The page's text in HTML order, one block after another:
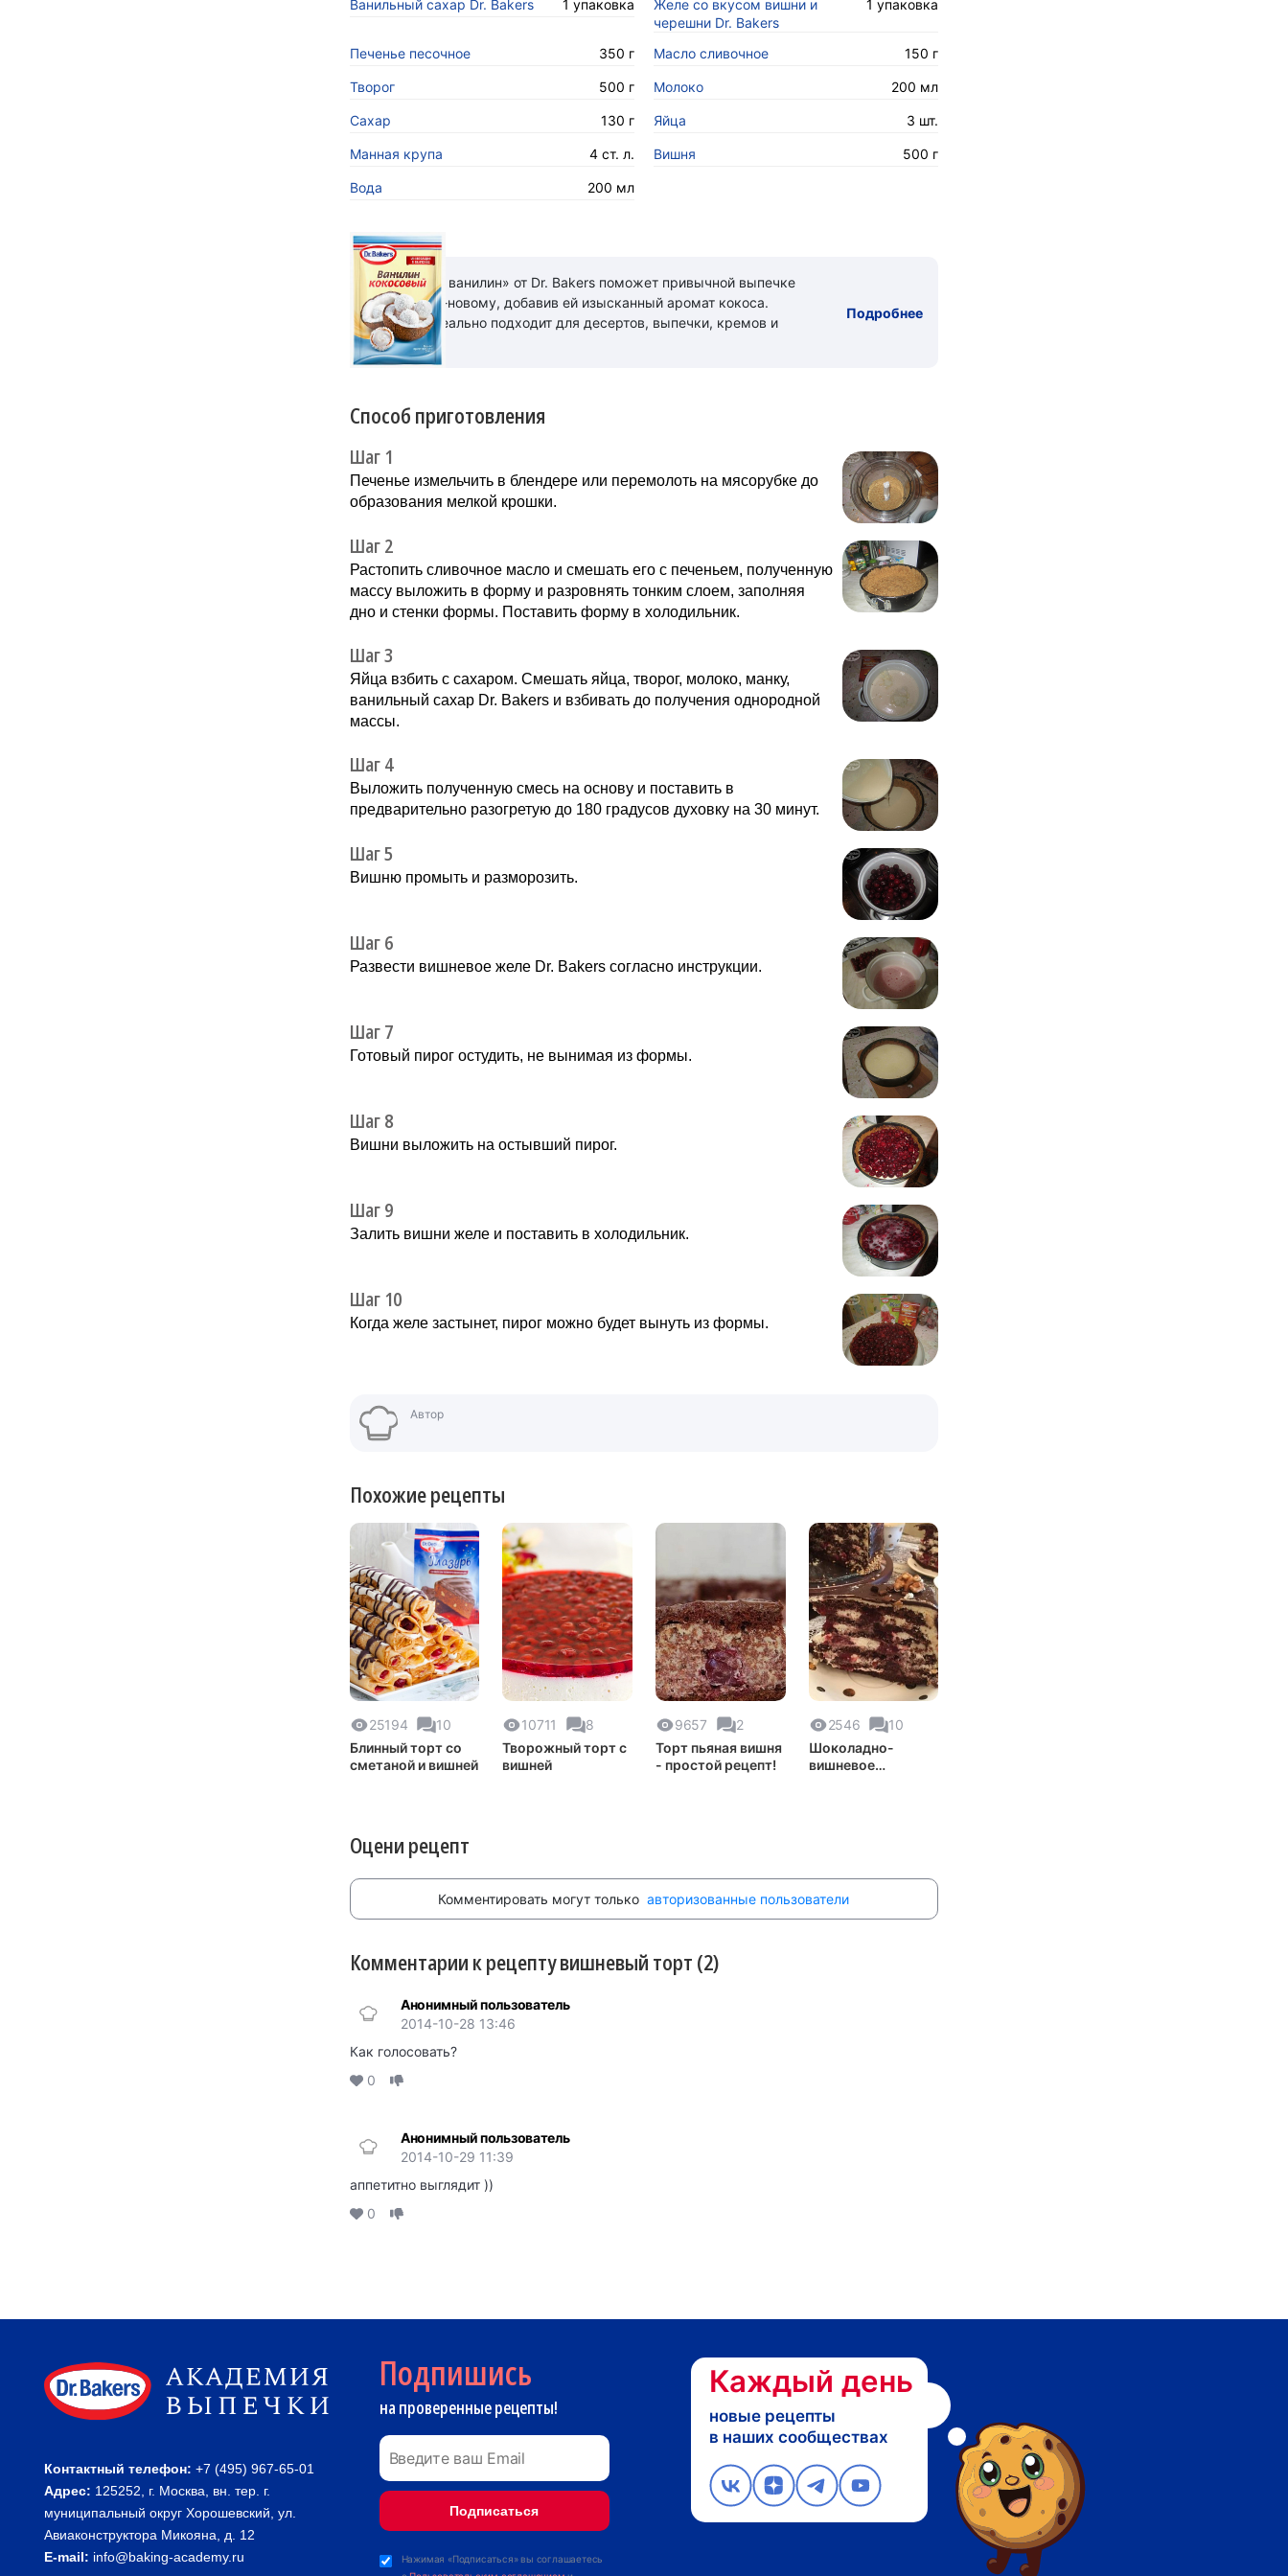
Ванильный сахар Dr. Bakers 1 упаковка
Желе со вкусом вишни и
черешни Dr. Bakers
1 упаковка
Печенье песочное 350 г Масло сливочное 150 г
Творог 500 г Молоко 200 мл
Сахар 130 г Яйца 3 шт.
Манная крупа 4 ст. л. Вишня 500 г
Вода 200 мл
«Кокосовый ванилин» от Dr. Bakers поможет привычной выпечке
заиграть по-новому, добавив ей изысканный аромат кокоса.
Новинка идеально подходит для десертов, выпечки, кремов и
напитков.
Подробнее
Способ приготовления
Шаг 1
Печенье измельчить в блендере или перемолоть на мясорубке до
образования мелкой крошки.
Шаг 2
Растопить сливочное масло и смешать его с печеньем, полученную
массу выложить в форму и разровнять тонким слоем, заполняя
дно и стенки формы. Поставить форму в холодильник.
Шаг 3
Яйца взбить с сахаром. Смешать яйца, творог, молоко, манку,
ванильный сахар Dr. Bakers и взбивать до получения однородной
массы.
Шаг 4
Выложить полученную смесь на основу и поставить в
предварительно разогретую до 180 градусов духовку на 30 минут.
Шаг 5
Вишню промыть и разморозить.
Шаг 6
Развести вишневое желе Dr. Bakers согласно инструкции.
Шаг 7
Готовый пирог остудить, не вынимая из формы.
Шаг 8
Вишни выложить на остывший пирог.
Шаг 9
Залить вишни желе и поставить в холодильник.
Шаг 10
Когда желе застынет, пирог можно будет вынуть из формы.
Автор
Похожие рецепты
25194
10
Блинный торт со
сметаной и вишней
10711
8
Творожный торт с
вишней
9657
2
Торт пьяная вишня
- простой рецепт!
2546
10
Шоколадно-
вишневое
Оцени рецепт
Комментировать могут толькоавторизованные пользователи
Комментарии к рецепту вишневый торт (2)
Анонимный пользователь
2014-10-28 13:46
Как голосовать?
0
Анонимный пользователь
2014-10-29 11:39
аппетитно выглядит ))
0
Контактный телефон: +7 (495) 967-65-01
Адрес: 125252, г. Москва, вн. тер. г.
муниципальный округ Хорошевский, ул.
Авиаконструктора Микояна, д. 12
E-mail: info@baking-academy.ru
Подпишись
на проверенные рецепты!
Нажимая «Подписаться» вы соглашаетесь
Каждый день
новые рецепты
в наших сообществах